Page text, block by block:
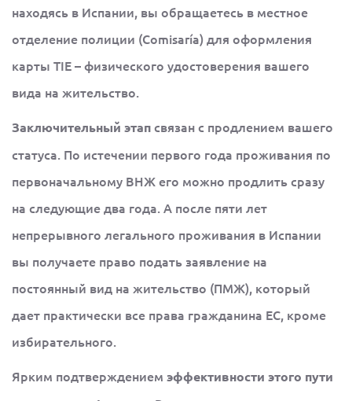
находясь в Испании, вы обращаетесь в местное
отделение полиции (Comisaría) для оформления
карты TIE – физического удостоверения вашего
вида на жительство.
Заключительный этапсвязан с продлением вашего
статуса. По истечении первого года проживания по
первоначальному ВНЖ его можно продлить сразу
на следующие два года. А после пяти лет
непрерывного легального проживания в Испании
вы получаете право подать заявление на
постоянный вид на жительство (ПМЖ), который
дает практически все права гражданина ЕС, кроме
избирательного.
Ярким подтверждением эффективности этого пути